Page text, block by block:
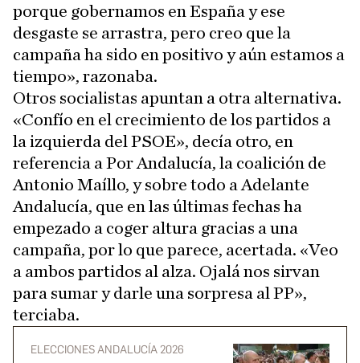
porque gobernamos en España y ese
desgaste se arrastra, pero creo que la
campaña ha sido en positivo y aún estamos a
tiempo», razonaba.
Otros socialistas apuntan a otra alternativa.
«Confío en el crecimiento de los partidos a
la izquierda del PSOE», decía otro, en
referencia a Por Andalucía, la coalición de
Antonio Maíllo, y sobre todo a Adelante
Andalucía, que en las últimas fechas ha
empezado a coger altura gracias a una
campaña, por lo que parece, acertada. «Veo
a ambos partidos al alza. Ojalá nos sirvan
para sumar y darle una sorpresa al PP»,
terciaba.
ELECCIONES ANDALUCÍA 2026